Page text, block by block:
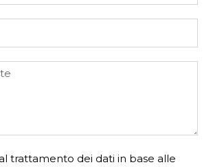
trattamento dei dati in base alle